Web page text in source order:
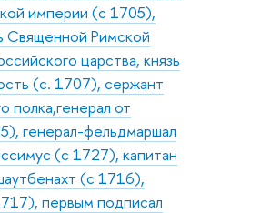
империи (с 1705),
Священной Римской
царства, князь
(с. 1707), сержант
полка,генерал от
генерал-фельдмаршал
(с 1727), капитан
(с 1716),
первым подписал